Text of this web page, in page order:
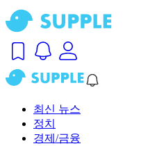
최신 뉴스
정치
경제/금융